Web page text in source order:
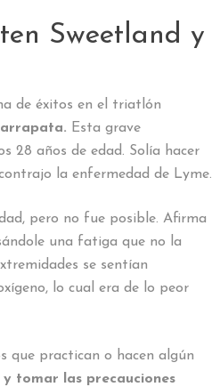
Sweetland y
de éxitos en el triatlón
Esta grave
28 años de edad. Solía hacer
la enfermedad de Lyme.
pero no fue posible. Afirma
una fatiga que no la
se sentían
lo cual era de lo peor
que practican o hacen algún
y tomar las precauciones